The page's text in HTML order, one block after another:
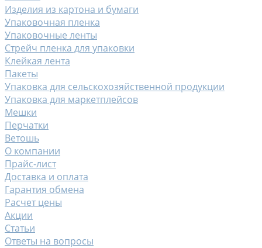
Изделия из картона и бумаги
Упаковочная пленка
Упаковочные ленты
Стрейч пленка для упаковки
Клейкая лента
Пакеты
Упаковка для сельскохозяйственной продукции
Упаковка для маркетплейсов
Мешки
Перчатки
Ветошь
О компании
Прайс-лист
Доставка и оплата
Гарантия обмена
Расчет цены
Акции
Статьи
Ответы на вопросы